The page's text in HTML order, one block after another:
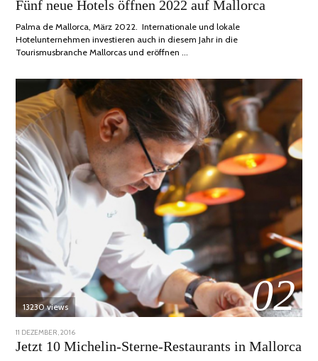
DEZEMBER,
2022
Fünf neue Hotels öffnen 2022 auf Mallorca
Palma de Mallorca, März 2022. Internationale und lokale
Hotelunternehmen investieren auch in diesem Jahr in die
Tourismusbranche Mallorcas und eröffnen …
02
13230 views
POSTED
ON
11 DEZEMBER, 2016
JUNI,
2020
Jetzt 10 Michelin-Sterne-Restaurants in Mallorca